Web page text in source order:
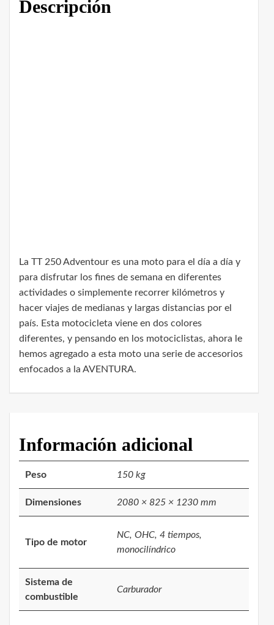
Descripción
La TT 250 Adventour es una moto para el día a día y
para disfrutar los fines de semana en diferentes
actividades o simplemente recorrer kilómetros y
hacer viajes de medianas y largas distancias por el
país. Esta motocicleta viene en dos colores
diferentes, y pensando en los motociclistas, ahora le
hemos agregado a esta moto una serie de accesorios
enfocados a la AVENTURA.
Información adicional
Peso 150 kg
Dimensiones 2080 × 825 × 1230 mm
Tipo de motor
NC, OHC, 4 tiempos,
monocilíndrico
Sistema de
combustible
Carburador